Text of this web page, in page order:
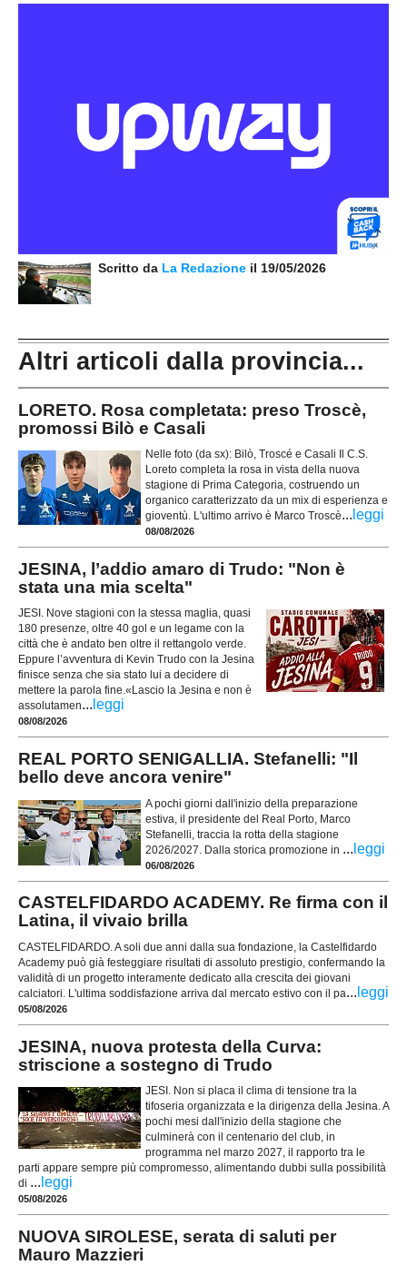
Scritto da La Redazione il 19/05/2026
Altri articoli dalla provincia...
LORETO. Rosa completata: preso Troscè,
promossi Bilò e Casali
Nelle foto (da sx): Bilò, Troscé e Casali Il C.S.
Loreto completa la rosa in vista della nuova
stagione di Prima Categoria, costruendo un
organico caratterizzato da un mix di esperienza e
gioventù. L'ultimo arrivo è Marco Troscè... leggi
08/08/2026
JESINA, l’addio amaro di Trudo: "Non è
stata una mia scelta"
JESI. Nove stagioni con la stessa maglia, quasi
180 presenze, oltre 40 gol e un legame con la
città che è andato ben oltre il rettangolo verde.
Eppure l’avventura di Kevin Trudo con la Jesina
finisce senza che sia stato lui a decidere di
mettere la parola fine.«Lascio la Jesina e non è
assolutamen... leggi
08/08/2026
REAL PORTO SENIGALLIA. Stefanelli: "Il
bello deve ancora venire"
A pochi giorni dall'inizio della preparazione
estiva, il presidente del Real Porto, Marco
Stefanelli, traccia la rotta della stagione
2026/2027. Dalla storica promozione in ... leggi
06/08/2026
CASTELFIDARDO ACADEMY. Re firma con il
Latina, il vivaio brilla
CASTELFIDARDO. A soli due anni dalla sua fondazione, la Castelfidardo
Academy può già festeggiare risultati di assoluto prestigio, confermando la
validità di un progetto interamente dedicato alla crescita dei giovani
calciatori. L'ultima soddisfazione arriva dal mercato estivo con il pa... leggi
05/08/2026
JESINA, nuova protesta della Curva:
striscione a sostegno di Trudo
JESI. Non si placa il clima di tensione tra la
tifoseria organizzata e la dirigenza della Jesina. A
pochi mesi dall'inizio della stagione che
culminerà con il centenario del club, in
programma nel marzo 2027, il rapporto tra le
parti appare sempre più compromesso, alimentando dubbi sulla possibilità
di ... leggi
05/08/2026
NUOVA SIROLESE, serata di saluti per
Mauro Mazzieri